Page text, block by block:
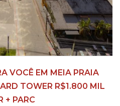
VOCÊ EM MEIA PRAIA
TOWER R$1.800 MIL
+ PARC